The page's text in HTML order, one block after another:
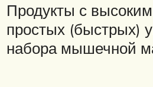
Продукты с
простых (быстрых)
набора мышечной